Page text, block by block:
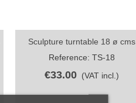
Quick view
Sculpture turntable 18 ø cms
Reference: TS-18
€33.00 (VAT incl.)